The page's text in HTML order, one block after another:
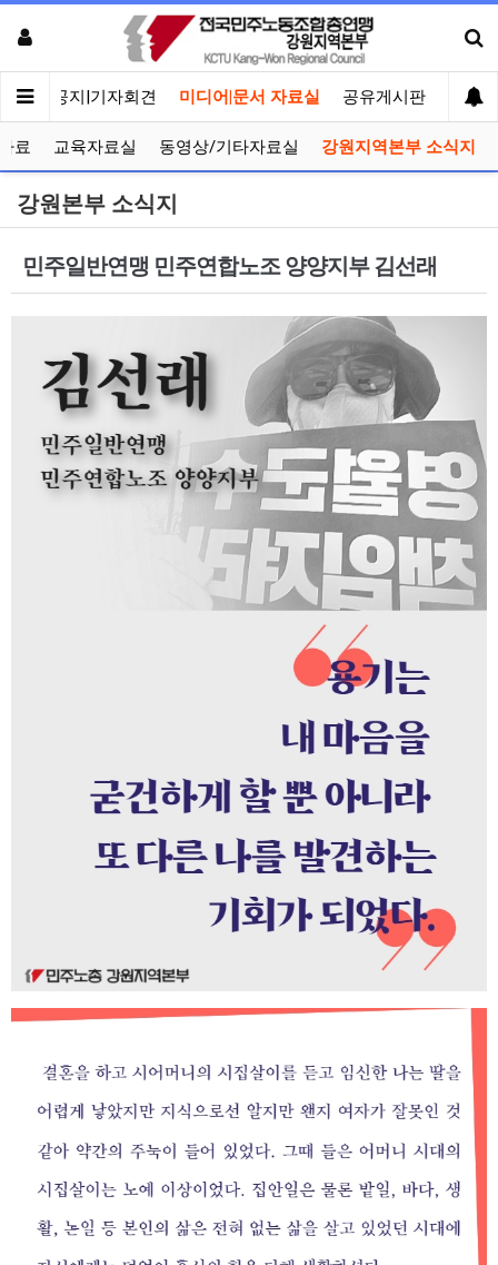
인 공지|기자회견 미디어|문서 자료실 공유게시판 선거
료 교육자료실 동영상/기타자료실 강원지역본부 소식지
강원본부 소식지
민주일반연맹 민주연합노조 양양지부 김선래